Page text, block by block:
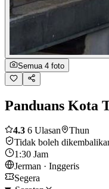
Semua 4 foto
Panduans Kota
4.3 6 Ulasan
Thun
Tidak boleh
1:30 Jam
Jerman · Inggeris
Segera